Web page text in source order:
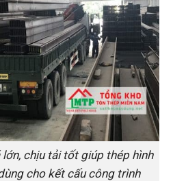
chịu tải tốt giúp thép hình
cho kết cấu công trình